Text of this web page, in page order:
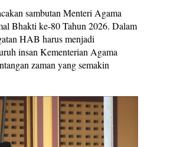
sambutan Menteri Agama
Bhakti ke-80 Tahun 2026. Dalam
HAB harus menjadi
insan Kementerian Agama
zaman yang semakin